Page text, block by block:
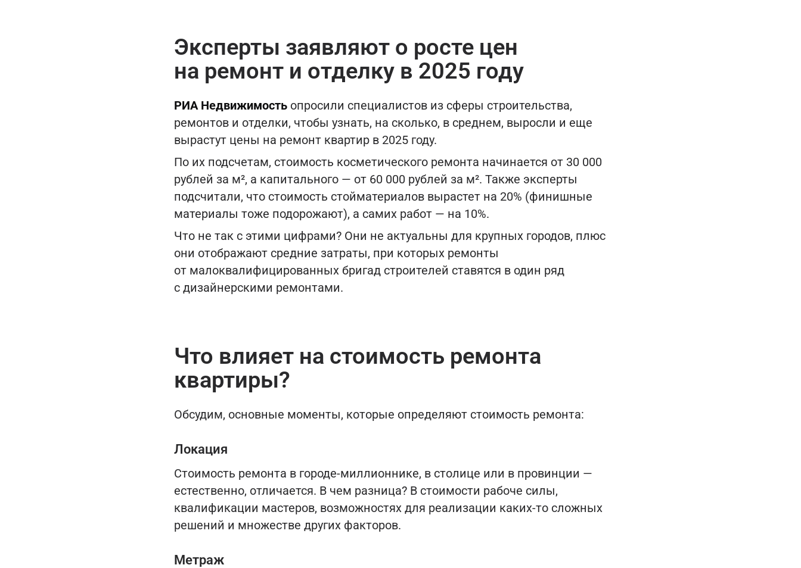
Эксперты заявляют о росте цен
на ремонт и отделку в 2025 году
РИА Недвижимость опросили специалистов из сферы строительства,
ремонтов и отделки, чтобы узнать, на сколько, в среднем, выросли и еще
вырастут цены на ремонт квартир в 2025 году.
По их подсчетам, стоимость косметического ремонта начинается от 30 000
рублей за м², а капитального — от 60 000 рублей за м². Также эксперты
подсчитали, что стоимость стойматериалов вырастет на 20% (финишные
материалы тоже подорожают), а самих работ — на 10%.
Что не так с этими цифрами? Они не актуальны для крупных городов, плюс
они отображают средние затраты, при которых ремонты
от малоквалифицированных бригад строителей ставятся в один ряд
с дизайнерскими ремонтами.
Что влияет на стоимость ремонта
квартиры?
Обсудим, основные моменты, которые определяют стоимость ремонта:
Локация
Стоимость ремонта в городе-миллионнике, в столице или в провинции —
естественно, отличается. В чем разница? В стоимости рабоче силы,
квалификации мастеров, возможностях для реализации каких-то сложных
решений и множестве других факторов.
Метраж